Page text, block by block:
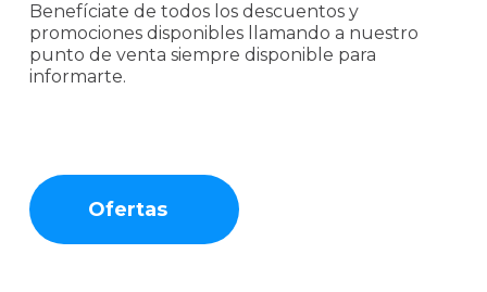
Benefíciate de todos los descuentos y
promociones disponibles llamando a nuestro
punto de venta siempre disponible para
informarte.
Ofertas